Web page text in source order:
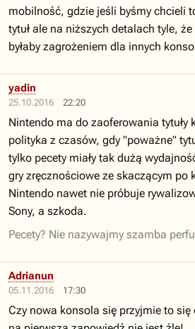
mobilność, gdzie jeśli byśmy chcieli
tytuł ale na niższych detalach tyle,
byłaby zagrożeniem dla innych
25.10.2016 22:20
yadin
Nintendo ma do zaoferowania tytuły
polityka z czasów, gdy "poważne"
tylko pecety miały tak dużą
gry zręcznościowe ze skaczącym po
Nintendo nawet nie próbuje
Sony, a szkoda.
Pecety? Nie nazywajmy szamba
05.11.2016 17:30
Adrianun
Czy nowa konsola się przyjmie to